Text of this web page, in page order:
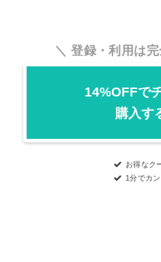
登録・利用は完
14%OFFで
購入す
お得なク
1分でカ